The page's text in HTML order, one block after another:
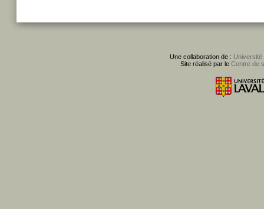
Une collaboration de : Université
Site réalisé par le Centre de